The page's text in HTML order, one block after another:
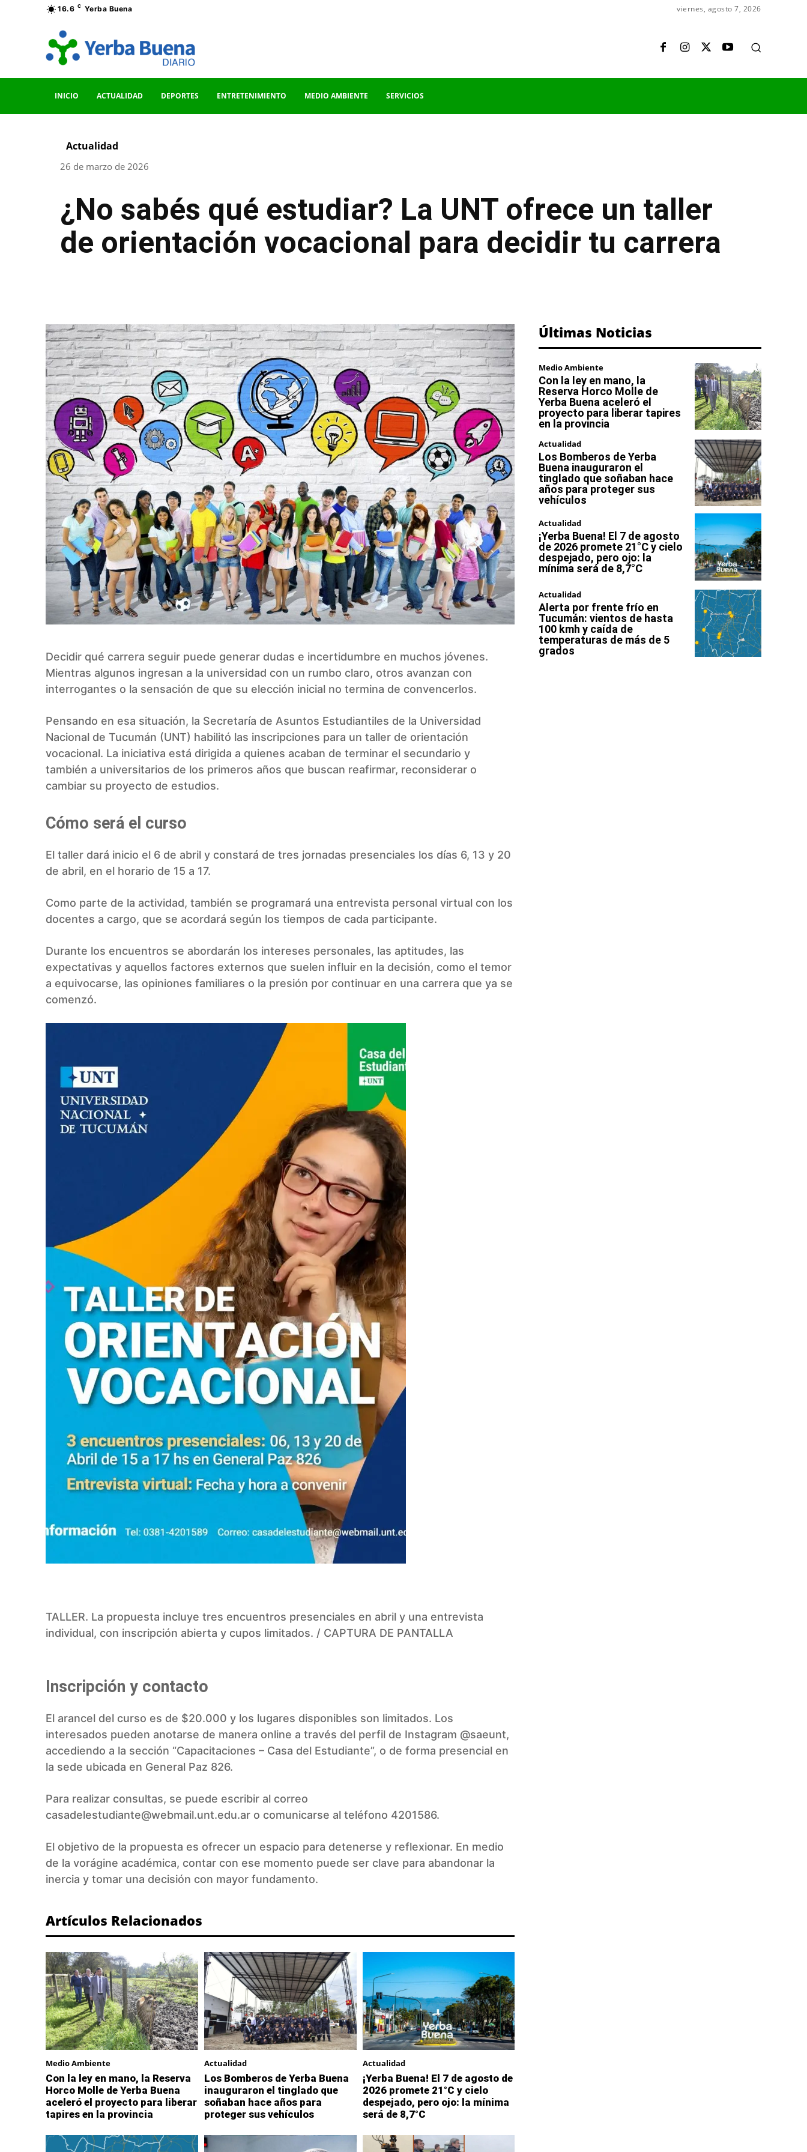
16.6 C Yerba Buena viernes, agosto 7, 2026
INICIO ACTUALIDAD DEPORTES ENTRETENIMIENTO MEDIO AMBIENTE SERVICIOS
Actualidad
26 de marzo de 2026
¿No sabés qué estudiar? La UNT ofrece un taller
de orientación vocacional para decidir tu carrera
Decidir qué carrera seguir puede generar dudas e incertidumbre en muchos jóvenes.
Mientras algunos ingresan a la universidad con un rumbo claro, otros avanzan con
interrogantes o la sensación de que su elección inicial no termina de convencerlos.
Pensando en esa situación, la Secretaría de Asuntos Estudiantiles de la Universidad
Nacional de Tucumán (UNT) habilitó las inscripciones para un taller de orientación
vocacional. La iniciativa está dirigida a quienes acaban de terminar el secundario y
también a universitarios de los primeros años que buscan reafirmar, reconsiderar o
cambiar su proyecto de estudios.
Cómo será el curso
El taller dará inicio el 6 de abril y constará de tres jornadas presenciales los días 6, 13 y 20
de abril, en el horario de 15 a 17.
Como parte de la actividad, también se programará una entrevista personal virtual con los
docentes a cargo, que se acordará según los tiempos de cada participante.
Durante los encuentros se abordarán los intereses personales, las aptitudes, las
expectativas y aquellos factores externos que suelen influir en la decisión, como el temor
a equivocarse, las opiniones familiares o la presión por continuar en una carrera que ya se
comenzó.
TALLER. La propuesta incluye tres encuentros presenciales en abril y una entrevista
individual, con inscripción abierta y cupos limitados. / CAPTURA DE PANTALLA
Inscripción y contacto
El arancel del curso es de $20.000 y los lugares disponibles son limitados. Los
interesados pueden anotarse de manera online a través del perfil de Instagram @saeunt,
accediendo a la sección “Capacitaciones – Casa del Estudiante”, o de forma presencial en
la sede ubicada en General Paz 826.
Para realizar consultas, se puede escribir al correo
casadelestudiante@webmail.unt.edu.ar o comunicarse al teléfono 4201586.
El objetivo de la propuesta es ofrecer un espacio para detenerse y reflexionar. En medio
de la vorágine académica, contar con ese momento puede ser clave para abandonar la
inercia y tomar una decisión con mayor fundamento.
Artículos Relacionados
Medio Ambiente
Con la ley en mano, la Reserva
Horco Molle de Yerba Buena
aceleró el proyecto para liberar
tapires en la provincia
Actualidad
Los Bomberos de Yerba Buena
inauguraron el tinglado que
soñaban hace años para
proteger sus vehículos
Actualidad
¡Yerba Buena! El 7 de agosto de
2026 promete 21°C y cielo
despejado, pero ojo: la mínima
será de 8,7°C
Últimas Noticias
Medio Ambiente
Con la ley en mano, la
Reserva Horco Molle de
Yerba Buena aceleró el
proyecto para liberar tapires
en la provincia
Actualidad
Los Bomberos de Yerba
Buena inauguraron el
tinglado que soñaban hace
años para proteger sus
vehículos
Actualidad
¡Yerba Buena! El 7 de agosto
de 2026 promete 21°C y cielo
despejado, pero ojo: la
mínima será de 8,7°C
Actualidad
Alerta por frente frío en
Tucumán: vientos de hasta
100 kmh y caída de
temperaturas de más de 5
grados